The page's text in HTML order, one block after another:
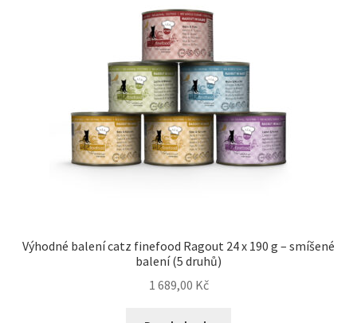
Výhodné balení catz finefood Ragout 24 x 190 g – smíšené
balení (5 druhů)
1 689,00 Kč